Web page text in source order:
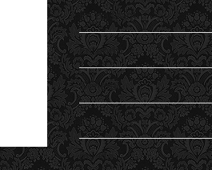
En passant
Entendu
General
Lu
my life…